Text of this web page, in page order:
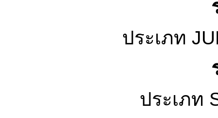
ประเภท
ประเภท